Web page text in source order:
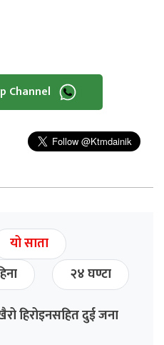
Channel
यो साता
२४ घण्टा
हिरोइनसहित दुई जना